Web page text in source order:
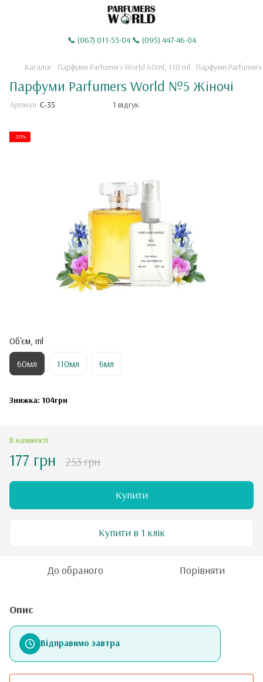
📞 (067) 011-55-04 📞 (095) 447-46-04
Каталог Парфуми Parfumers World 60ml, 110 ml Парфуми
Парфуми Parfumers World №5 Жіночі
Артикул: C-35 1 відгук
-30%
Об'єм, ml
60мл 110мл 6мл
Знижка: 104грн
В наявності
177 грн 253 грн
Купити
Купити в 1 клік
До обраного Порівняти
Опис
Відправимо завтра